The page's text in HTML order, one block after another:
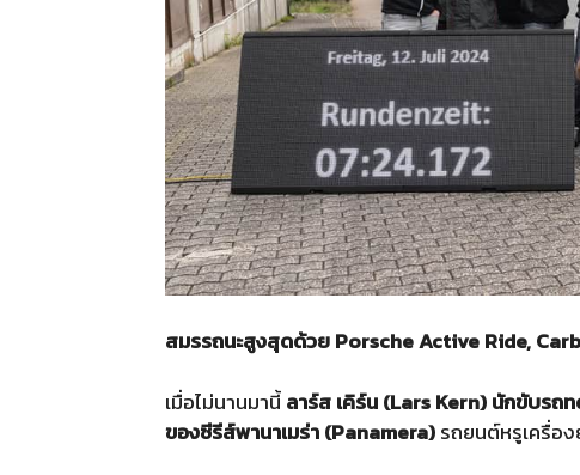
สมรรถนะสูงสุดด้วย Porsche Active Ride,
เมื่อไม่นานมานี้ลาร์ส เคิร์น (Lars Kern) นักขับรถ
ของซีรีส์พานาเมร่า(Panamera)รถยนต์หรูเครื่อ